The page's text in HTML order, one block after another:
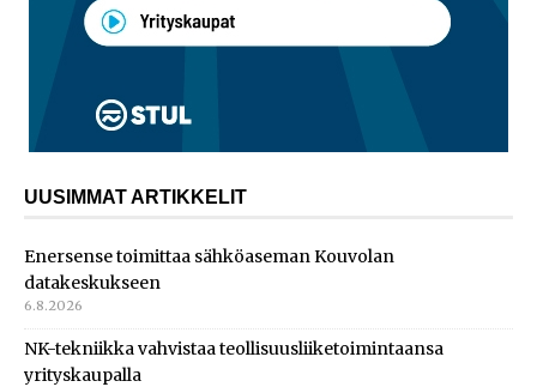
UUSIMMAT ARTIKKELIT
Enersense toimittaa sähköaseman Kouvolan
datakeskukseen
6.8.2026
NK-tekniikka vahvistaa teollisuusliiketoimintaansa
yrityskaupalla